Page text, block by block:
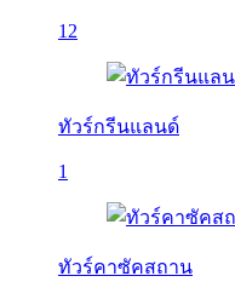
12
ทัวร์กรีนแลนด์
1
ทัวร์คาซัคสถาน